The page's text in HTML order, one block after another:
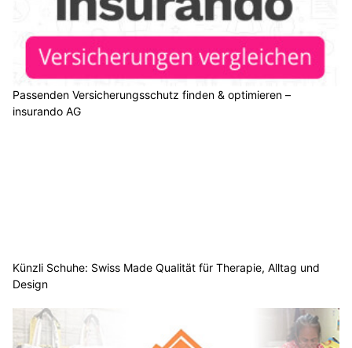
Passenden Versicherungsschutz finden & optimieren –
insurando AG
Künzli Schuhe: Swiss Made Qualität für Therapie, Alltag und
Design